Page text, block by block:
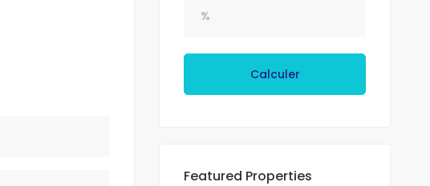
Calculer
Featured Properties